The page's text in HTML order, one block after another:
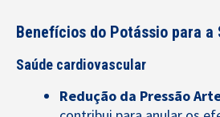
Benefícios do Potássio para a
Saúde cardiovascular
Redução da Pressão